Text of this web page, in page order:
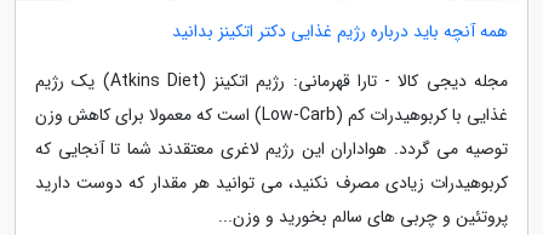
همه آنچه باید درباره رژیم غذایی دکتر اتکینز بدانید
مجله دیجی کالا - تارا قهرمانی: رژیم اتکینز (Atkins Diet) یک رژیم
غذایی با کربوهیدرات کم (Low-Carb) است که معمولا برای کاهش وزن
توصیه می گردد. هواداران این رژیم لاغری معتقدند شما تا آنجایی که
کربوهیدرات زیادی مصرف نکنید، می توانید هر مقدار که دوست دارید
پروتئین و چربی های سالم بخورید و وزن...